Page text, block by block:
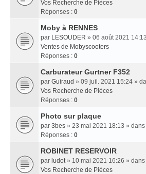
Vos Recherche de Pièces
Réponses : 0
Moby à RENNES
par LESOUDER » 06 août 2021
Ventes de Mobyscooters
Réponses : 0
Carburateur Gurtner F352
par Guiraud » 09 juil. 2021 15:24 »
Vos Recherche de Pièces
Réponses : 0
Photo sur plaque
par 3bes » 23 mai 2021 18:13 » dans
Réponses : 0
ROBINET RESERVOIR
par ludot» 10 mai 2021 16:26 » dans
Vos Recherche de Pièces